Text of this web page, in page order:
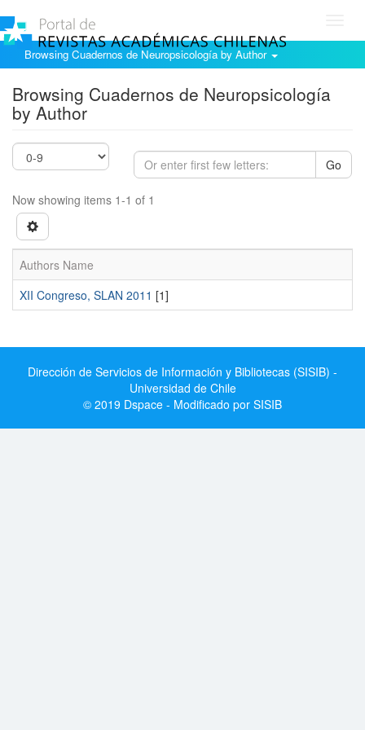
Browsing Cuadernos de Neuropsicología by Author
Browsing Cuadernos de Neuropsicología
by Author
Go
Now showing items 1-1 of 1
Authors Name
XII Congreso, SLAN 2011 [1]
Dirección de Servicios de Información y Bibliotecas (SISIB) -
Universidad de Chile
© 2019 Dspace - Modificado por SISIB